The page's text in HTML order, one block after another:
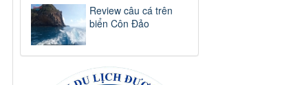
Review câu cá trên
biển Côn Đảo